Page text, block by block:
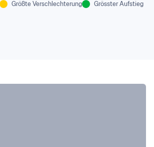
Größte Verschlechterung
Grösster Aufstieg